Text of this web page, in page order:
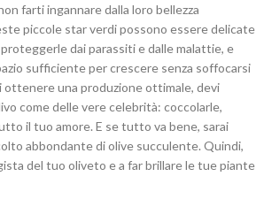
farti ingannare dalla loro bellezza
piccole star verdi possono essere delicate
dai parassiti e dalle malattie, e
sufficiente per crescere senza soffocarsi
ottenere una produzione ottimale, devi
come delle vere celebrità: coccolarle,
il tuo amore. E se tutto va bene, sarai
abbondante di olive succulente. Quindi,
del tuo oliveto e a far brillare le tue piante